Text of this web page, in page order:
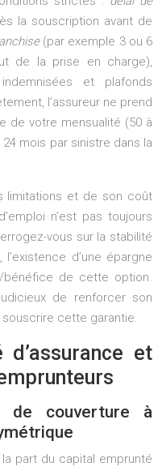
la souscription avant de
(par exemple 3 ou 6
de la prise en charge),
et plafonds
l’assureur ne prend
de votre mensualité (50 à
mois par sinistre dans la
limitations et de son coût
n’est pas toujours
vous sur la stabilité
d’une épargne
de cette option.
de renforcer son
cette garantie.
et
de couverture à
part du capital emprunté